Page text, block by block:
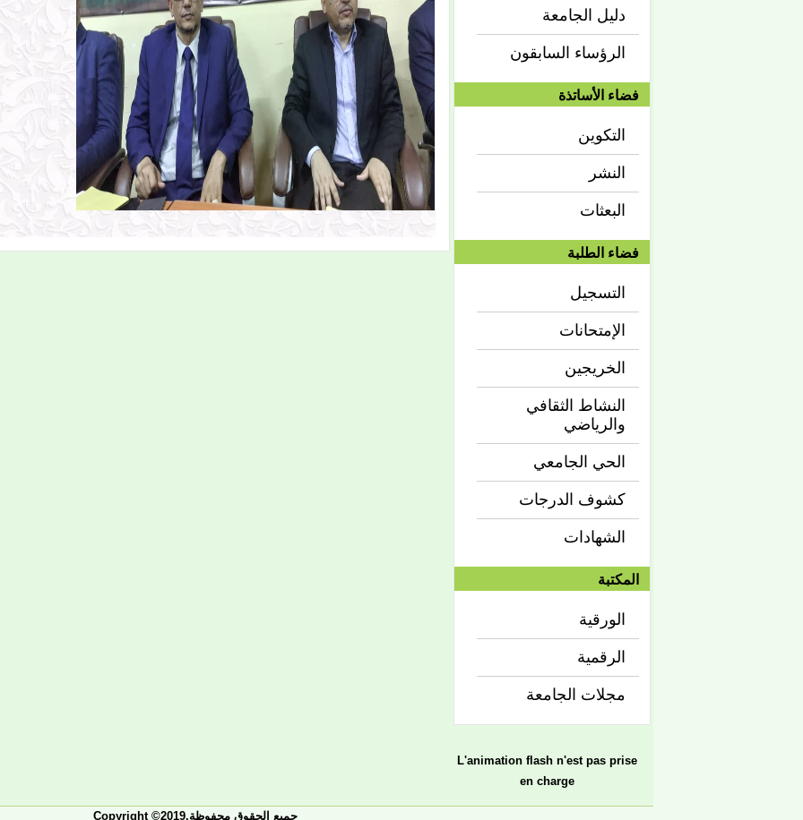
دليل الجامعة
الرؤساء السابقون
فضاء الأساتذة
التكوين
النشر
البعثات
فضاء الطلبة
التسجيل
الإمتحانات
الخريجين
النشاط الثقافي
والرياضي
الحي الجامعي
كشوف الدرجات
الشهادات
المكتبة
الورقية
الرقمية
مجلات الجامعة
L'animation flash n'est pas prise
en charge
Copyright ©2019.جميع الحقوق محفوظة